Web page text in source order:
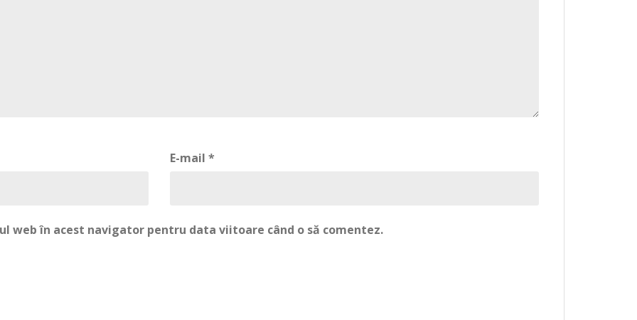
E-mail *
web în acest navigator pentru data viitoare când o să comentez.